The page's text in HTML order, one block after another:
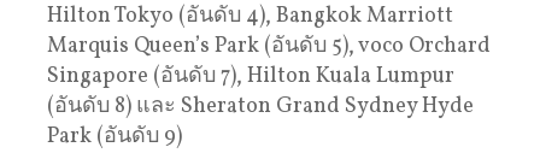
Hilton Tokyo (อันดับ 4), Bangkok Marriott
Marquis Queen’s Park (อันดับ 5), voco Orchard
Singapore (อันดับ 7), Hilton Kuala Lumpur
(อันดับ 8) และ Sheraton Grand Sydney Hyde
Park (อันดับ 9)